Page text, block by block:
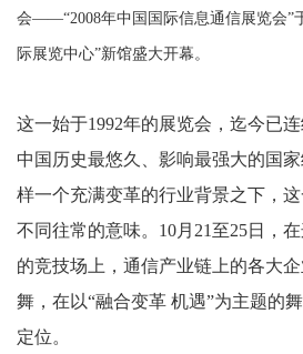
会——“2008年中国国际信息通信展览会”
际展览中心”新馆盛大开幕。
这一始于1992年的展览会，迄今已
中国历史最悠久、影响最强大的国
样一个充满变革的行业背景之下，
不同往常的意味。 10月 21至25日，
的竞技场上，通信产业链上的各大
舞，在以“融合变革 机遇”为主题的
定位。